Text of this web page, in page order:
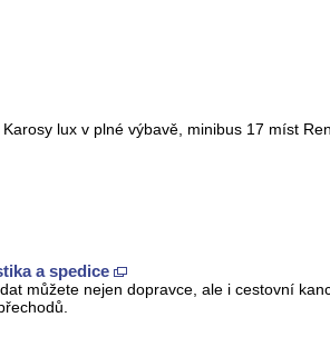
lux v plné výbavě, minibus 17 míst
a spedice
můžete nejen dopravce, ale i cestovní